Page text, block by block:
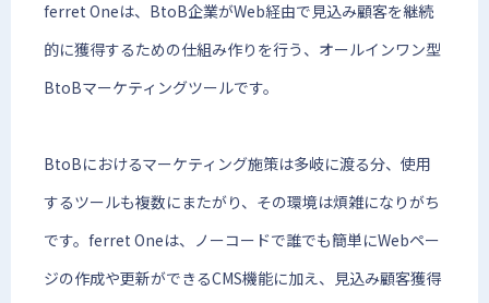
ferret Oneは、BtoB企業がWeb経由で見込み顧客を継続
的に獲得するための仕組み作りを行う、オールインワン型
BtoBマーケティングツールです。
BtoBにおけるマーケティング施策は多岐に渡る分、使用
するツールも複数にまたがり、その環境は煩雑になりがち
です。ferret Oneは、ノーコードで誰でも簡単にWebペー
ジの作成や更新ができるCMS機能に加え、見込み顧客獲得